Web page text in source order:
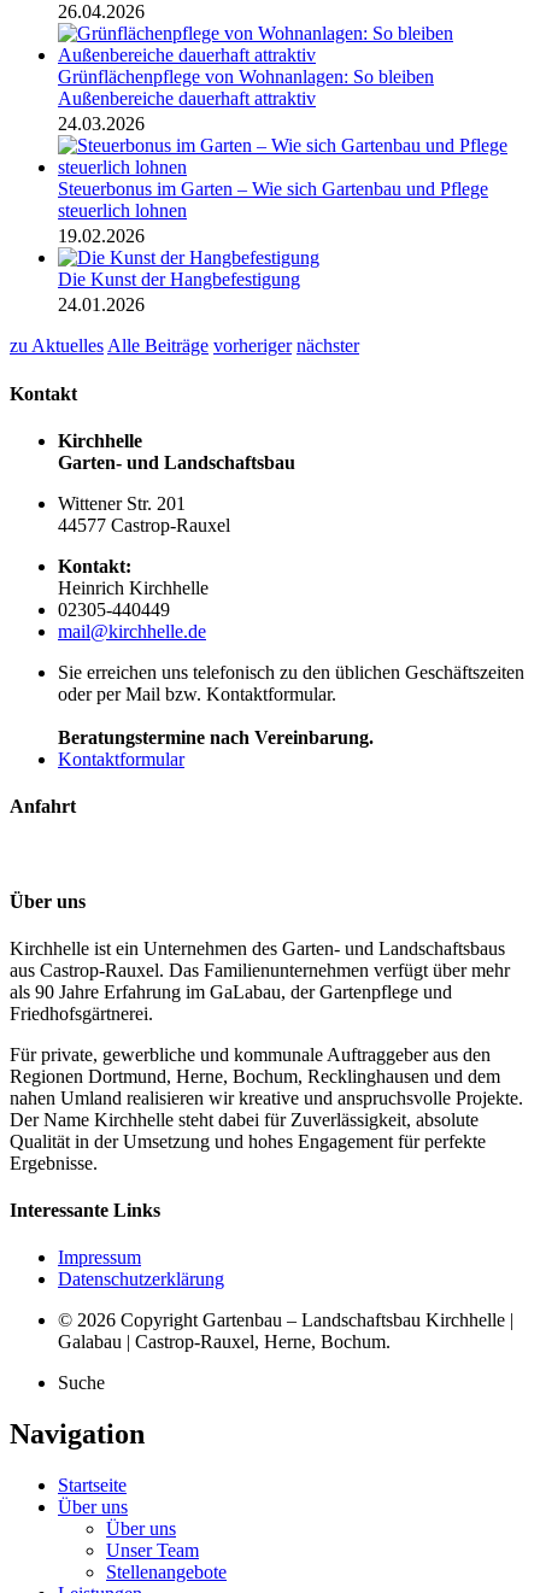
26.04.2026
Grünflächenpflege von Wohnanlagen: So bleiben
Außenbereiche dauerhaft attraktiv
24.03.2026
Steuerbonus im Garten – Wie sich Gartenbau und Pflege
steuerlich lohnen
19.02.2026
Die Kunst der Hangbefestigung
24.01.2026
zu Aktuelles Alle Beiträge vorheriger nächster
Kontakt
Kirchhelle
Garten- und Landschaftsbau
Wittener Str. 201
44577 Castrop-Rauxel
Kontakt:
Heinrich Kirchhelle
02305-440449
mail@kirchhelle.de
Sie erreichen uns telefonisch zu den üblichen Geschäftszeiten
oder per Mail bzw. Kontaktformular.
Beratungstermine nach Vereinbarung.
Kontaktformular
Anfahrt
Über uns
Kirchhelle ist ein Unternehmen des Garten- und Landschaftsbaus
aus Castrop-Rauxel. Das Familienunternehmen verfügt über mehr
als 90 Jahre Erfahrung im GaLabau, der Gartenpflege und
Friedhofsgärtnerei.
Für private, gewerbliche und kommunale Auftraggeber aus den
Regionen Dortmund, Herne, Bochum, Recklinghausen und dem
nahen Umland realisieren wir kreative und anspruchsvolle Projekte.
Der Name Kirchhelle steht dabei für Zuverlässigkeit, absolute
Qualität in der Umsetzung und hohes Engagement für perfekte
Ergebnisse.
Interessante Links
Impressum
Datenschutzerklärung
© 2026 Copyright Gartenbau – Landschaftsbau Kirchhelle |
Galabau | Castrop-Rauxel, Herne, Bochum.
Suche
Navigation
Startseite
Über uns
Über uns
Unser Team
Stellenangebote